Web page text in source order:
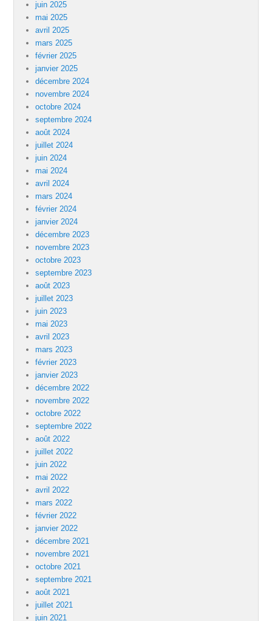
juin 2025
mai 2025
avril 2025
mars 2025
février 2025
janvier 2025
décembre 2024
novembre 2024
octobre 2024
septembre 2024
août 2024
juillet 2024
juin 2024
mai 2024
avril 2024
mars 2024
février 2024
janvier 2024
décembre 2023
novembre 2023
octobre 2023
septembre 2023
août 2023
juillet 2023
juin 2023
mai 2023
avril 2023
mars 2023
février 2023
janvier 2023
décembre 2022
novembre 2022
octobre 2022
septembre 2022
août 2022
juillet 2022
juin 2022
mai 2022
avril 2022
mars 2022
février 2022
janvier 2022
décembre 2021
novembre 2021
octobre 2021
septembre 2021
août 2021
juillet 2021
juin 2021